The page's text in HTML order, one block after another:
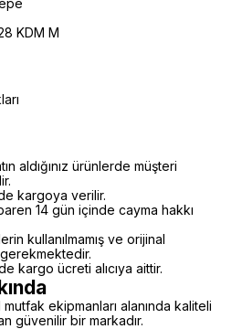
KDM M
aldığınız ürünlerde müşteri
kargoya verilir.
14 gün içinde cayma hakkı
kullanılmamış ve orijinal
gerekmektedir.
kargo ücreti alıcıya aittir.
ekipmanları alanında kaliteli
güvenilir bir markadır.